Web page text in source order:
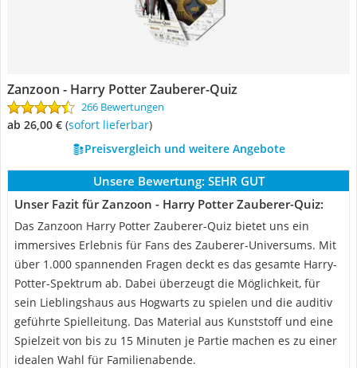
Zanzoon - Harry Potter Zauberer-Quiz
266 Bewertungen
ab 26,00 € ( Sofort lieferbar)
Preisvergleich und weitere Angebote
Unsere Bewertung: SEHR GUT
Unser Fazit für Zanzoon - Harry Potter Zauberer-Quiz:
Das Zanzoon Harry Potter Zauberer-Quiz bietet uns ein
immersives Erlebnis für Fans des Zauberer-Universums. Mit
über 1.000 spannenden Fragen deckt es das gesamte Harry-
Potter-Spektrum ab. Dabei überzeugt die Möglichkeit, für
sein Lieblingshaus aus Hogwarts zu spielen und die auditiv
geführte Spielleitung. Das Material aus Kunststoff und eine
Spielzeit von bis zu 15 Minuten je Partie machen es zu einer
idealen Wahl für Familienabende.